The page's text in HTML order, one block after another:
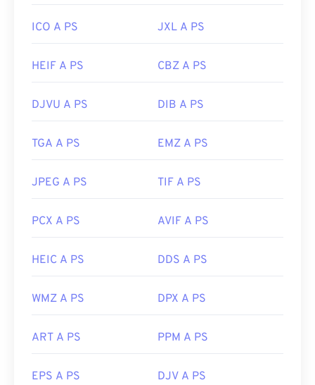
ICO A PS JXL A PS
HEIF A PS CBZ A PS
DJVU A PS DIB A PS
TGA A PS EMZ A PS
JPEG A PS TIF A PS
PCX A PS AVIF A PS
HEIC A PS DDS A PS
WMZ A PS DPX A PS
ART A PS PPM A PS
EPS A PS DJV A PS